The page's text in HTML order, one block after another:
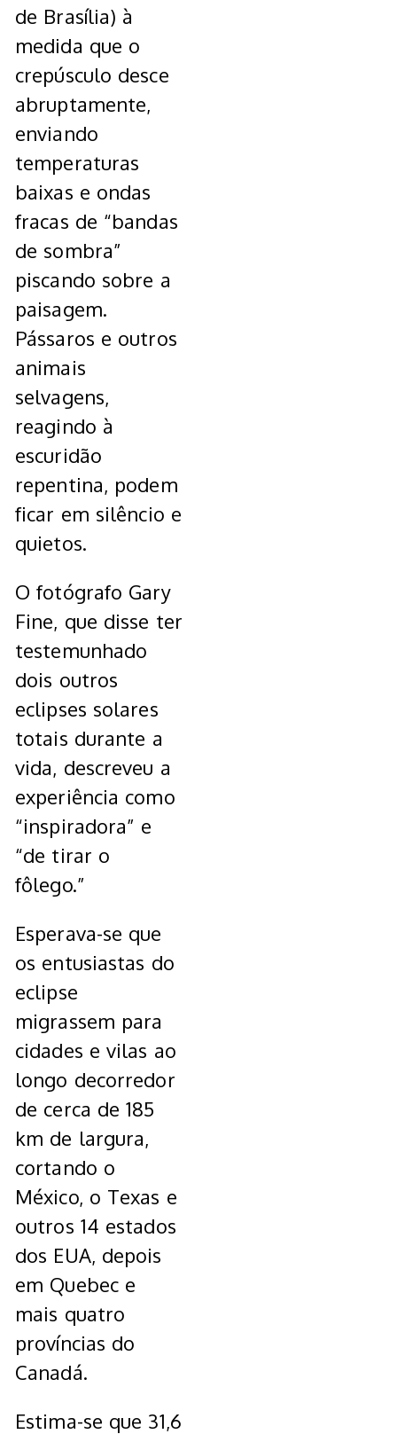
de Brasília) à
medida que o
crepúsculo desce
abruptamente,
enviando
temperaturas
baixas e ondas
fracas de “bandas
de sombra”
piscando sobre a
paisagem.
Pássaros e outros
animais
selvagens,
reagindo à
escuridão
repentina, podem
ficar em silêncio e
quietos.
O fotógrafo Gary
Fine, que disse ter
testemunhado
dois outros
eclipses solares
totais durante a
vida, descreveu a
experiência como
“inspiradora” e
“de tirar o
fôlego.”
Esperava-se que
os entusiastas do
eclipse
migrassem para
cidades e vilas ao
longo decorredor
de cerca de 185
km de largura,
cortando o
México, o Texas e
outros 14 estados
dos EUA, depois
em Quebec e
mais quatro
províncias do
Canadá.
Estima-se que 31,6